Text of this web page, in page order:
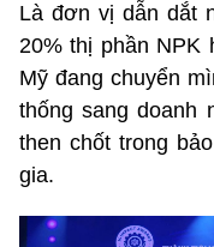
Là đơn vị dẫn dắt
20% thị phần NPK
Mỹ đang chuyển
thống sang doanh
then chốt trong
gia.